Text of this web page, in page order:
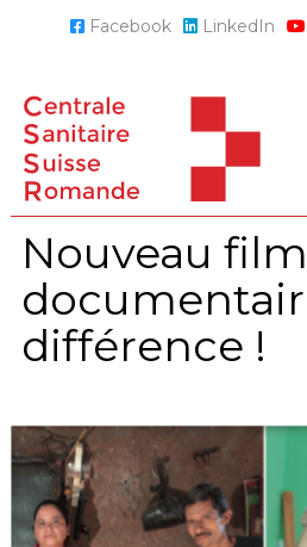
LinkedIn
Facebook
Nouveau film
différence !